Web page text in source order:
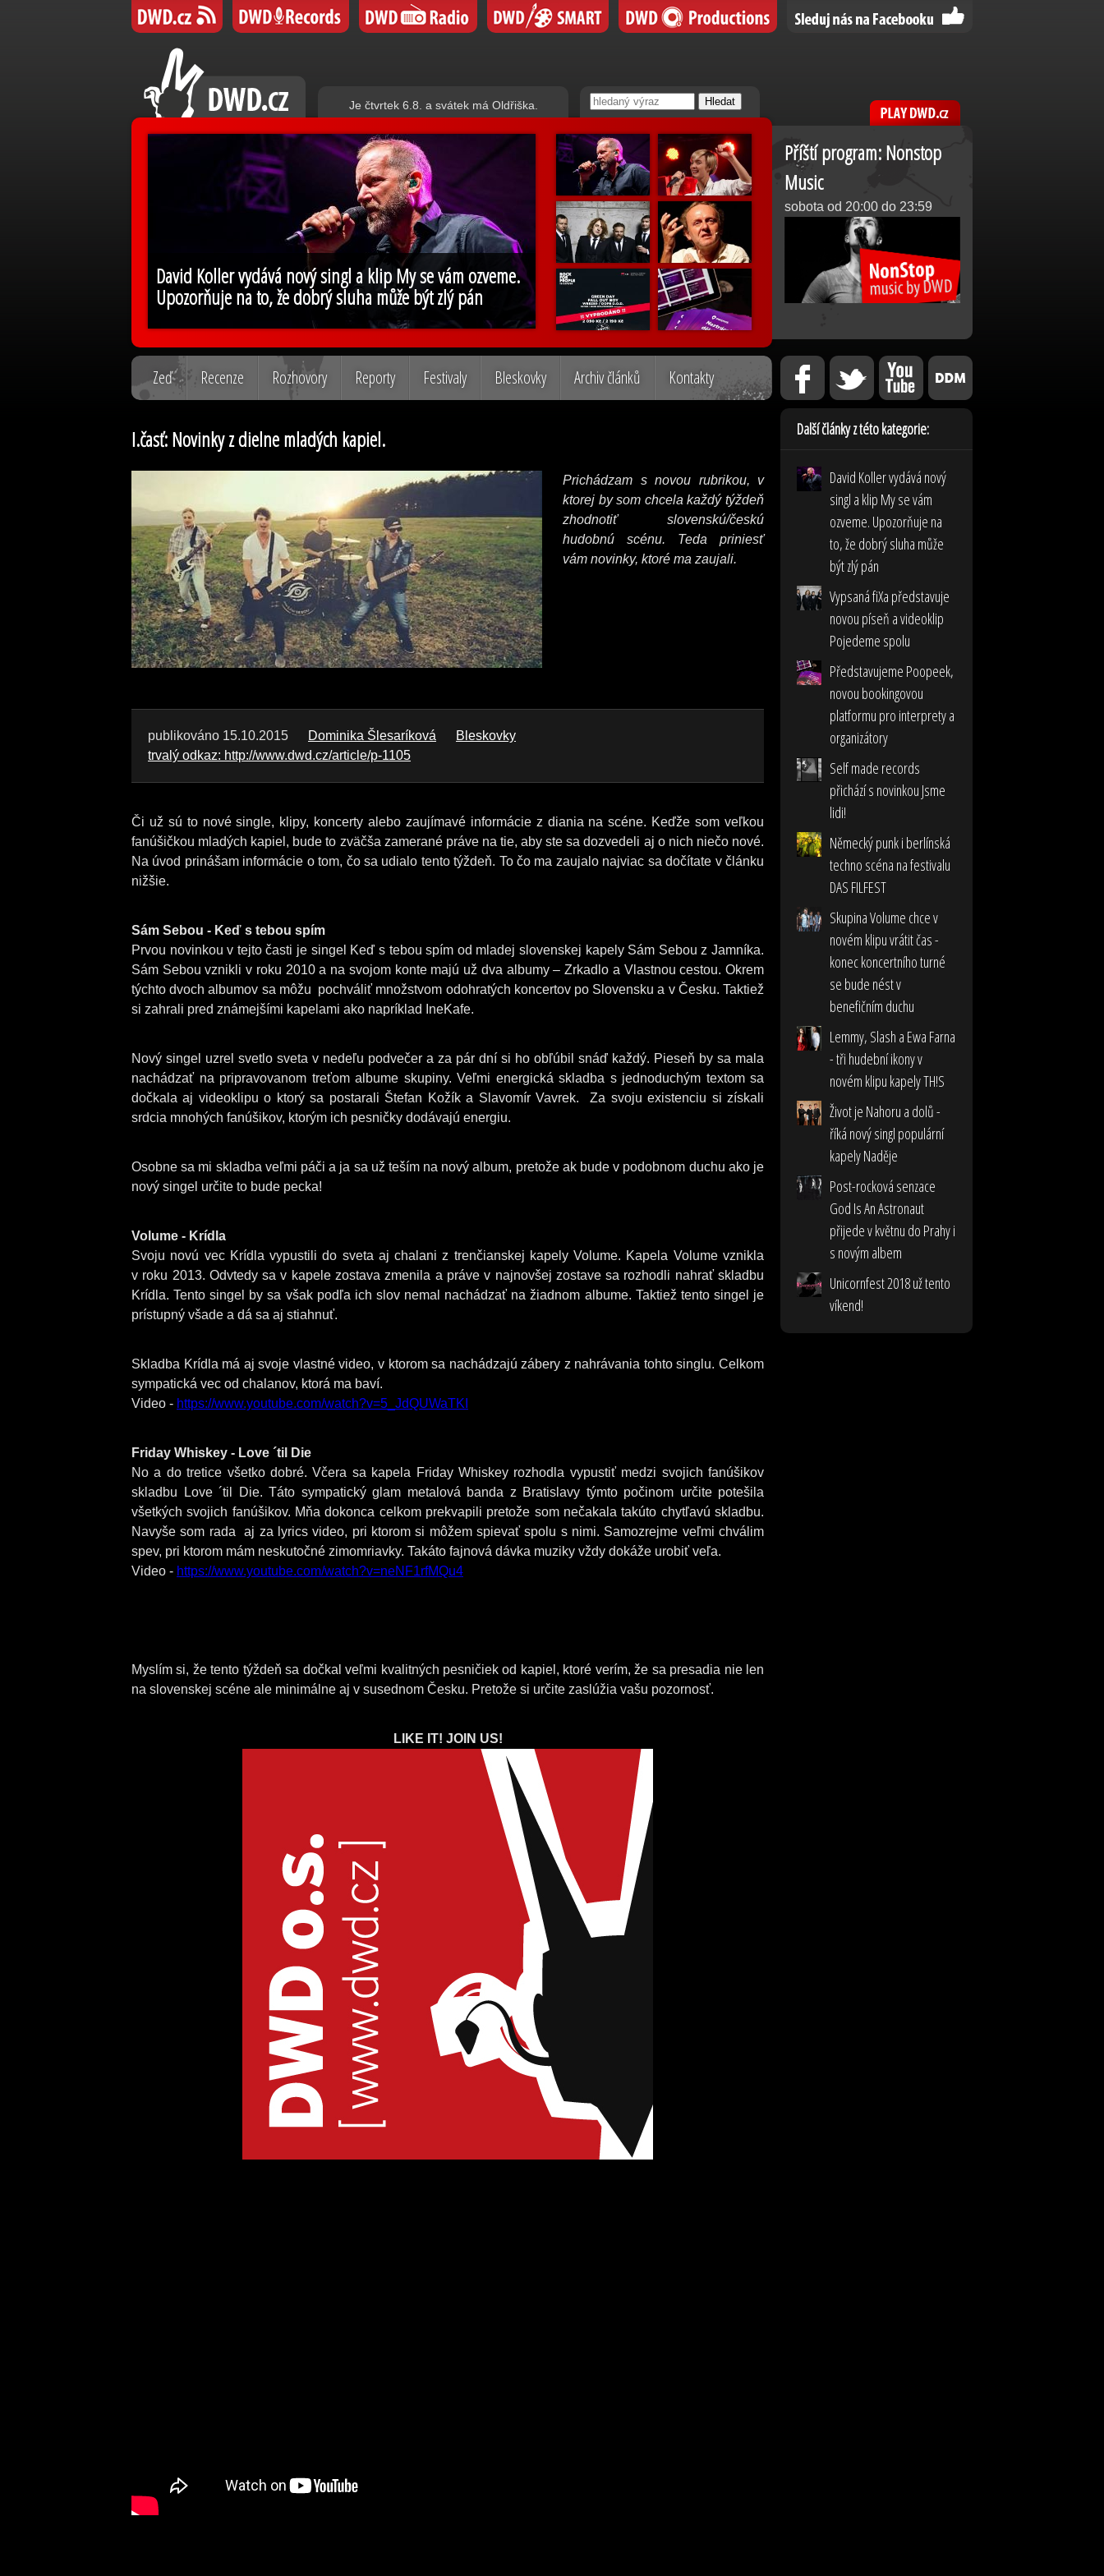
Je čtvrtek 6.8. a svátek má Oldřiška.
David Koller vydává nový singl a klip My se vám ozveme.
Upozorňuje na to, že dobrý sluha může být zlý pán
Příští program: Nonstop
Music
sobota od 20:00 do 23:59
Zeď Recenze Rozhovory Reporty Festivaly Bleskovky Archiv článků Kontakty
I.časť: Novinky z dielne mladých kapiel.
Prichádzam s novou rubrikou, v
ktorej by som chcela každý týždeň
zhodnotiť slovenskú/českú
hudobnú scénu. Teda priniesť
vám novinky, ktoré ma zaujali.
publikováno 15.10.2015 Dominika Šlesaríková
Bleskovky
trvalý odkaz: http://www.dwd.cz/article/p-1105
Či už sú to nové single, klipy, koncerty alebo zaujímavé informácie z diania na scéne. Keďže som veľkou
fanúšičkou mladých kapiel, bude to zväčša zamerané práve na tie, aby ste sa dozvedeli aj o nich niečo nové.
Na úvod prinášam informácie o tom, čo sa udialo tento týždeň. To čo ma zaujalo najviac sa dočítate v článku
nižšie.
Sám Sebou - Keď s tebou spím
Prvou novinkou v tejto časti je singel Keď s tebou spím od mladej slovenskej kapely Sám Sebou z Jamníka.
Sám Sebou vznikli v roku 2010 a na svojom konte majú už dva albumy – Zrkadlo a Vlastnou cestou. Okrem
týchto dvoch albumov sa môžu pochváliť množstvom odohratých koncertov po Slovensku a v Česku. Taktiež
si zahrali pred známejšími kapelami ako napríklad IneKafe.
Nový singel uzrel svetlo sveta v nedeľu podvečer a za pár dní si ho obľúbil snáď každý. Pieseň by sa mala
nachádzať na pripravovanom treťom albume skupiny. Veľmi energická skladba s jednoduchým textom sa
dočkala aj videoklipu o ktorý sa postarali Štefan Kožík a Slavomír Vavrek. Za svoju existenciu si získali
srdcia mnohých fanúšikov, ktorým ich pesničky dodávajú energiu.
Osobne sa mi skladba veľmi páči a ja sa už teším na nový album, pretože ak bude v podobnom duchu ako je
nový singel určite to bude pecka!
Volume - Krídla
Svoju novú vec Krídla vypustili do sveta aj chalani z trenčianskej kapely Volume. Kapela Volume vznikla
v roku 2013. Odvtedy sa v kapele zostava zmenila a práve v najnovšej zostave sa rozhodli nahrať skladbu
Krídla. Tento singel by sa však podľa ich slov nemal nachádzať na žiadnom albume. Taktiež tento singel je
prístupný všade a dá sa aj stiahnuť.
Skladba Krídla má aj svoje vlastné video, v ktorom sa nachádzajú zábery z nahrávania tohto singlu. Celkom
sympatická vec od chalanov, ktorá ma baví.
Video - https://www.youtube.com/watch?v=5_JdQUWaTKI
Friday Whiskey - Love ´til Die
No a do tretice všetko dobré. Včera sa kapela Friday Whiskey rozhodla vypustiť medzi svojich fanúšikov
skladbu Love ´til Die. Táto sympatický glam metalová banda z Bratislavy týmto počinom určite potešila
všetkých svojich fanúšikov. Mňa dokonca celkom prekvapili pretože som nečakala takúto chytľavú skladbu.
Navyše som rada aj za lyrics video, pri ktorom si môžem spievať spolu s nimi. Samozrejme veľmi chválim
spev, pri ktorom mám neskutočné zimomriavky. Takáto fajnová dávka muziky vždy dokáže urobiť veľa.
Video - https://www.youtube.com/watch?v=neNF1rfMQu4
Myslím si, že tento týždeň sa dočkal veľmi kvalitných pesničiek od kapiel, ktoré verím, že sa presadia nie len
na slovenskej scéne ale minimálne aj v susednom Česku. Pretože si určite zaslúžia vašu pozornosť.
LIKE IT! JOIN US!
Další články z této kategorie:
David Koller vydává nový
singl a klip My se vám
ozveme. Upozorňuje na
to, že dobrý sluha může
být zlý pán
Vypsaná fiXa představuje
novou píseň a videoklip
Pojedeme spolu
Představujeme Poopeek,
novou bookingovou
platformu pro interprety a
organizátory
Self made records
přichází s novinkou Jsme
lidi!
Německý punk i berlínská
techno scéna na festivalu
DAS FILFEST
Skupina Volume chce v
novém klipu vrátit čas -
konec koncertního turné
se bude nést v
benefičním duchu
Lemmy, Slash a Ewa Farna
- tři hudební ikony v
novém klipu kapely TH!S
Život je Nahoru a dolů -
říká nový singl populární
kapely Naděje
Post-rocková senzace
God Is An Astronaut
přijede v květnu do Prahy i
s novým albem
Unicornfest 2018 už tento
víkend!